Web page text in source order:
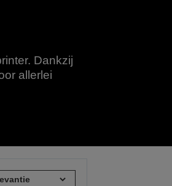
Dankzij
allerlei